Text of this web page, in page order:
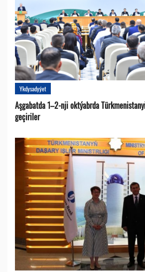
Ykdysadyýet
Aşgabatda 1–2-nji oktýabrda
geçiriler